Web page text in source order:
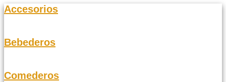
Accesorios
Bebederos
Comederos